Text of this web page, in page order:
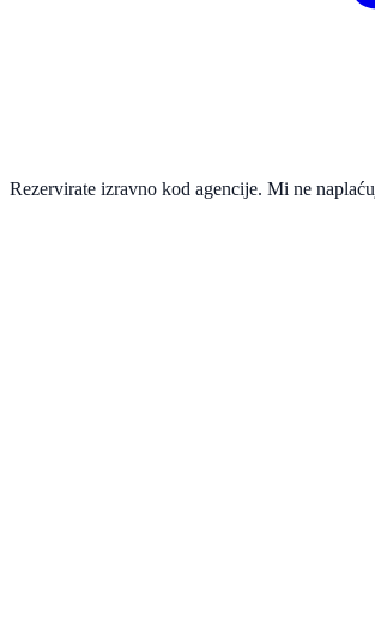
Rezervirate izravno kod agencije. Mi ne